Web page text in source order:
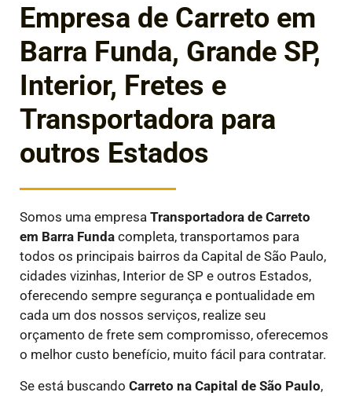
Empresa de Carreto em
Barra Funda, Grande SP,
Interior, Fretes e
Transportadora para
outros Estados
Somos uma empresa Transportadora de Carreto
em Barra Funda completa, transportamos para
todos os principais bairros da Capital de São Paulo,
cidades vizinhas, Interior de SP e outros Estados,
oferecendo sempre segurança e pontualidade em
cada um dos nossos serviços, realize seu
orçamento de frete sem compromisso, oferecemos
o melhor custo benefício, muito fácil para contratar.
Se está buscando Carreto na Capital de São Paulo,